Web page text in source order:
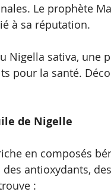
Le prophète
à sa réputation.
Nigella sativa, une
pour la santé.
de Nigelle
en composés
antioxydants,
: